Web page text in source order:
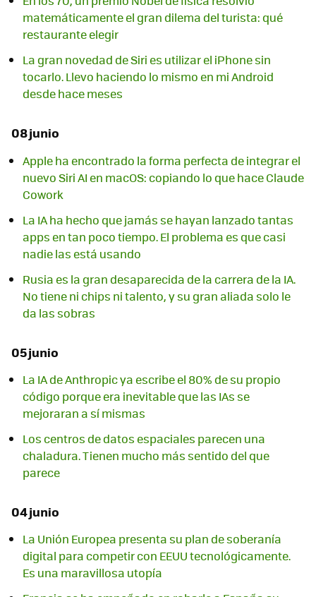
matemáticamente el gran dilema del turista: qué
restaurante elegir
La gran novedad de Siri es utilizar el iPhone sin
tocarlo. Llevo haciendo lo mismo en mi Android
desde hace meses
08 junio
Apple ha encontrado la forma perfecta de integrar el
nuevo Siri AI en macOS: copiando lo que hace Claude
Cowork
La IA ha hecho que jamás se hayan lanzado tantas
apps en tan poco tiempo. El problema es que casi
nadie las está usando
Rusia es la gran desaparecida de la carrera de la IA.
No tiene ni chips ni talento, y su gran aliada solo le
da las sobras
05 junio
La IA de Anthropic ya escribe el 80% de su propio
código porque era inevitable que las IAs se
mejoraran a sí mismas
Los centros de datos espaciales parecen una
chaladura. Tienen mucho más sentido del que
parece
04 junio
La Unión Europea presenta su plan de soberanía
digital para competir con EEUU tecnológicamente.
Es una maravillosa utopía